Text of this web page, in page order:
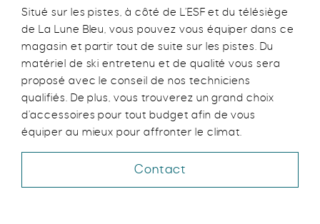
Situé sur les pistes, à côté de L’ESF et du télésiège
de La Lune Bleu, vous pouvez vous équiper dans ce
magasin et partir tout de suite sur les pistes. Du
matériel de ski entretenu et de qualité vous sera
proposé avec le conseil de nos techniciens
qualifiés. De plus, vous trouverez un grand choix
d’accessoires pour tout budget afin de vous
équiper au mieux pour affronter le climat.
Contact